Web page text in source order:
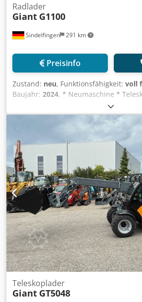
Sindelfingen 291 km
Radlader
Giant G1100
Preisinfo
Zustand: neu, Funktionsfähigkeit: voll
Baujahr: 2024, * Neumaschine *
Einsatzgew 1.100kg * Hubkraft 750kg
Durchfahrthöhe 2.06m * Kubota
Hydrostatischer Allradantrieb * hyd
Standartschaufel * Palettengabel
Teleskoplader
Giant GT5048